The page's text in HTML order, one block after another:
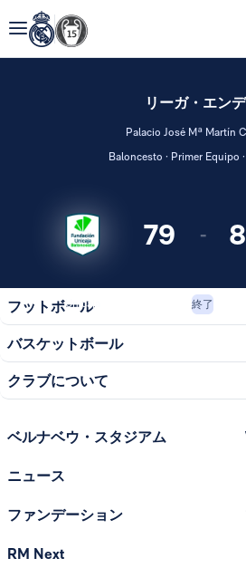
リーガ・エン
Palacio José Mª Martín
Baloncesto · Primer Equipo
79 -
Unicaja 終了
フットボール
バスケットボール
クラブについて
ベルナベウ・スタジアム
ニュース
ファンデーション
RM Next